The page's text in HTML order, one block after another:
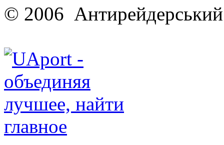
© 2006 Антирейдерський